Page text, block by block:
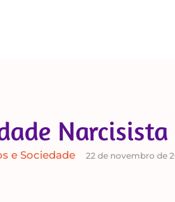
Narcisista
e Sociedade 22 de novembro de